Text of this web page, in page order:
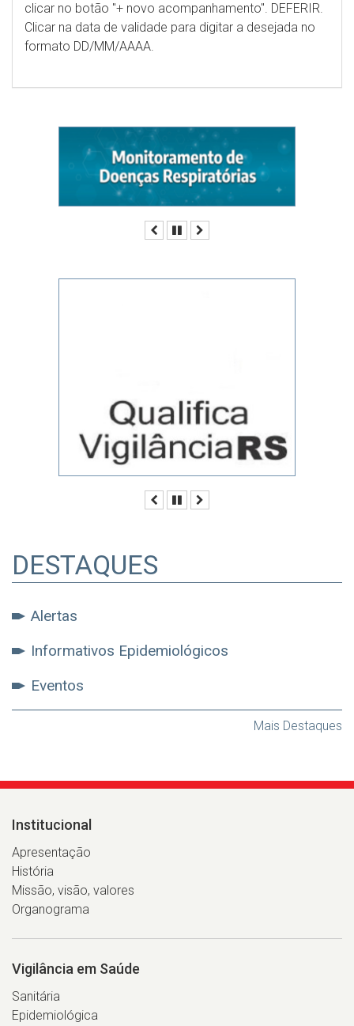
clicar no botão "+ novo acompanhamento". DEFERIR.
Clicar na data de validade para digitar a desejada no
formato DD/MM/AAAA.
AnteriorPausar
AnteriorPausar
DESTAQUES
Alertas
Informativos Epidemiológicos
Eventos
Mais Destaques
Institucional
Apresentação
História
Missão, visão, valores
Organograma
Vigilância em Saúde
Sanitária
Epidemiológica